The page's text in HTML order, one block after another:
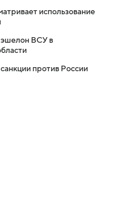
использование
ВСУ в
против России